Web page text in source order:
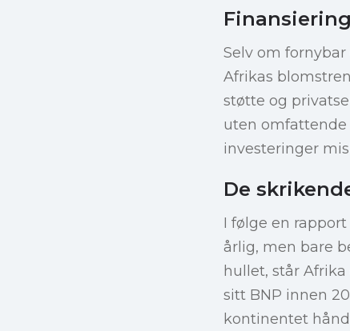
Selv om
Afrikas
støtte og
uten
investeringer
De
I følge en
årlig, men bare
hullet, står
sitt BNP innen
kontinentet